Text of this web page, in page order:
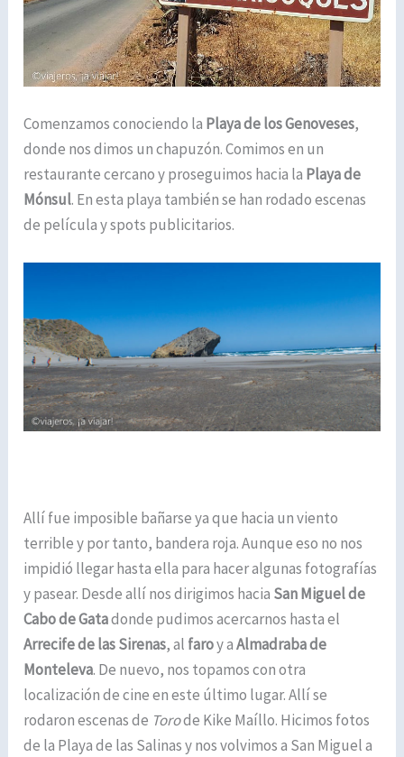
Comenzamos conociendo la Playa de los Genoveses,
donde nos dimos un chapuzón. Comimos en un
restaurante cercano y proseguimos hacia la Playa de
Mónsul. En esta playa también se han rodado escenas
de película y spots publicitarios.
Allí fue imposible bañarse ya que hacia un viento
terrible y por tanto, bandera roja. Aunque eso no nos
impidió llegar hasta ella para hacer algunas fotografías
y pasear. Desde allí nos dirigimos hacia San Miguel de
Cabo de Gatadonde pudimos acercarnos hasta el
Arrecife de las Sirenas, al faroy aAlmadraba de
Monteleva. De nuevo, nos topamos con otra
localización de cine en este último lugar. Allí se
rodaron escenas de Torode Kike Maíllo. Hicimos fotos
de la Playa de las Salinas y nos volvimos a San Miguel a